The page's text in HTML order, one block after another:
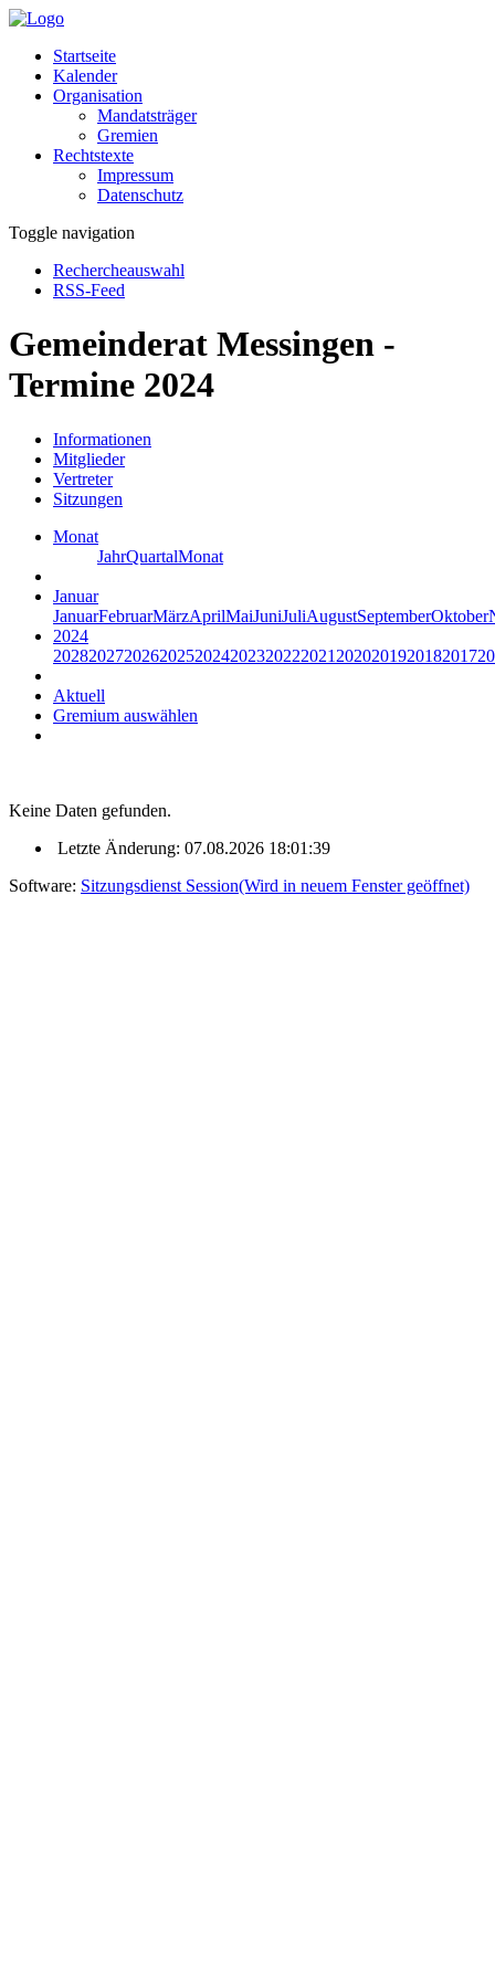
Startseite
Kalender
Organisation
Mandatsträger
Gremien
Rechtstexte
Impressum
Datenschutz
Toggle navigation
Rechercheauswahl
RSS-Feed
Gemeinderat Messingen -
Termine 2024
Informationen
Mitglieder
Vertreter
Sitzungen
Monat
JahrQuartalMonat
Januar
JanuarFebruarMärzAprilMaiJuniJuliAugustSeptemberOktober
2024
20282027202620252024202320222021 2020201920182017
Aktuell
Gremium auswählen
Keine Daten gefunden.
Letzte Änderung: 07.08.2026 18:01:39
Software: Sitzungsdienst Session(Wird in neuem Fenster geöffnet)